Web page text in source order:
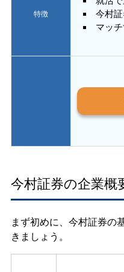
特徴
今村
マッ
今村証券の企業概
まず初めに、今村証券の
きましょう。